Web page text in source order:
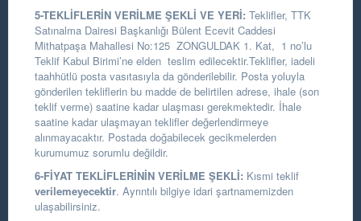
5-TEKLİFLERİN VERİLME ŞEKLİ VE YERİ: Teklifler, TTK
Satınalma Dairesi Başkanlığı Bülent Ecevit Caddesi
Mithatpaşa Mahallesi No:125 ZONGULDAK 1. Kat, 1 no’lu
Teklif Kabul Birimi’ne elden teslim edilecektir.Teklifler, iadeli
taahhütlü posta vasıtasıyla da gönderilebilir. Posta yoluyla
gönderilen tekliflerin bu madde de belirtilen adrese, ihale (son
teklif verme) saatine kadar ulaşması gerekmektedir. İhale
saatine kadar ulaşmayan teklifler değerlendirmeye
alınmayacaktır. Postada doğabilecek gecikmelerden
kurumumuz sorumlu değildir.
6-FİYAT TEKLİFLERİNİN VERİLME ŞEKLİ: Kısmi teklif
verilemeyecektir. Ayrıntılı bilgiye idari şartnamemizden
ulaşabilirsiniz.